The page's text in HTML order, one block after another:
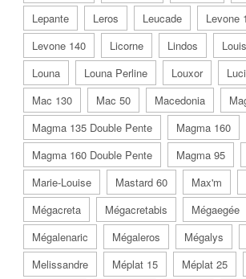
Lepante
Leros Leucade
Levone
Levone 140
Licorne Lindos
Louna
Louna Perline Louxor
Mac 130
Mac 50 Macedonia
Magma 135 Double Pente
Magma 160
Magma 160 Double Pente
Magma 95
Marie-Louise
Mastard 60 Max'm
Mégacreta
Mégacretabis Mégaegée
Mégalenaric
Mégaleros Mégalys
Melissandre
Méplat 15 Méplat 25